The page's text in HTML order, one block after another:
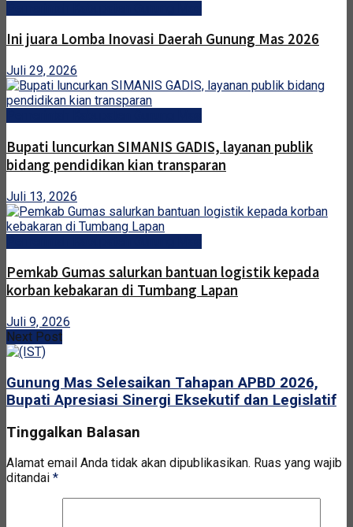
Ini juara Lomba Inovasi Daerah Gunung Mas 2026
Juli 29, 2026
Bupati luncurkan SIMANIS GADIS, layanan publik
bidang pendidikan kian transparan
Juli 13, 2026
Pemkab Gumas salurkan bantuan logistik kepada
korban kebakaran di Tumbang Lapan
Juli 9, 2026
Next Post
Gunung Mas Selesaikan Tahapan APBD 2026,
Bupati Apresiasi Sinergi Eksekutif dan Legislatif
Tinggalkan Balasan
Alamat email Anda tidak akan dipublikasikan. Ruas yang wajib
ditandai *